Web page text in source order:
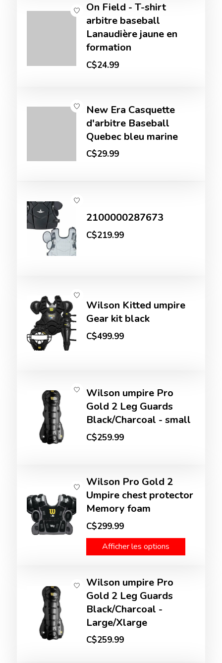
On Field - T-shirt
arbitre baseball
Lanaudière jaune en
formation
C$24.99
New Era Casquette
d'arbitre Baseball
Quebec bleu marine
C$29.99
2100000287673
C$219.99
Wilson Kitted umpire
Gear kit black
C$499.99
Wilson umpire Pro
Gold 2 Leg Guards
Black/Charcoal - small
C$259.99
Wilson Pro Gold 2
Umpire chest protector
Memory foam
C$299.99
Afficher les options
Wilson umpire Pro
Gold 2 Leg Guards
Black/Charcoal -
Large/Xlarge
C$259.99